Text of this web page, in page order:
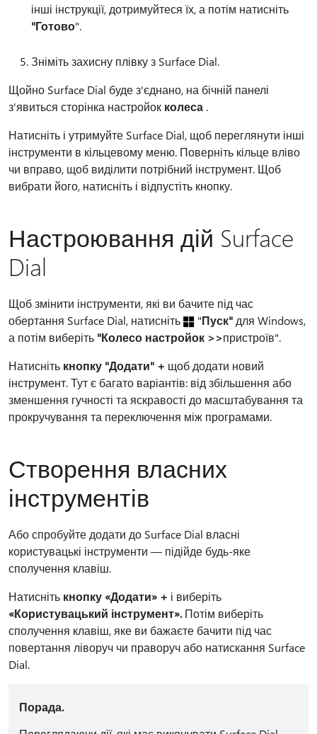
інші інструкції, дотримуйтеся їх, а потім натисніть
"Готово".
Зніміть захисну плівку з Surface Dial.
Щойно Surface Dial буде з'єднано, на бічній панелі
з'явиться сторінка настройок колеса .
Натисніть і утримуйте Surface Dial, щоб переглянути інші
інструменти в кільцевому меню. Поверніть кільце вліво
чи вправо, щоб виділити потрібний інструмент. Щоб
вибрати його, натисніть і відпустіть кнопку.
Настроювання дій Surface
Dial
Щоб змінити інструменти, які ви бачите під час
обертання Surface Dial, натисніть
"Пуск" для Windows,
а потім виберіть "Колесо настройок >>пристроїв".
Натисніть кнопку "Додати" + щоб додати новий
інструмент. Тут є багато варіантів: від збільшення або
зменшення гучності та яскравості до масштабування та
прокручування та переключення між програмами.
Створення власних
інструментів
Або спробуйте додати до Surface Dial власні
користувацькі інструменти — підійде будь-яке
сполучення клавіш.
Натисніть кнопку «Додати» + і виберіть
«Користувацький інструмент».Потім виберіть
сполучення клавіш, яке ви бажаєте бачити під час
повертання ліворуч чи праворуч або натискання Surface
Dial.
Порада.